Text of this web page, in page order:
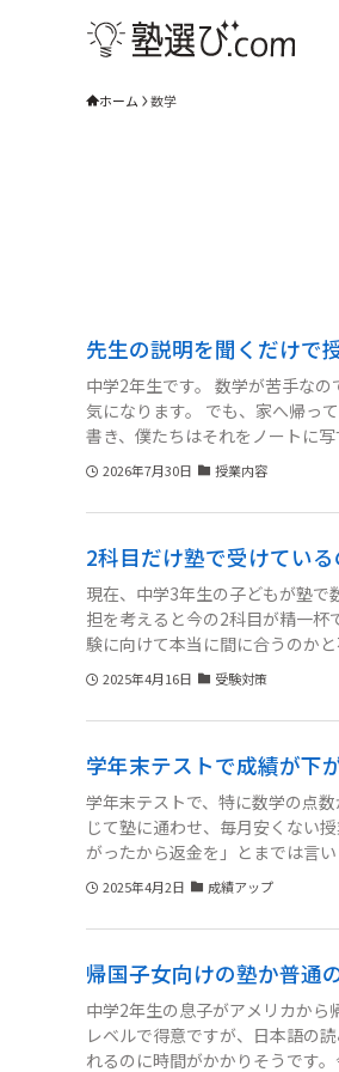
ホーム 数学
先生の説明を聞くだけで
中学2年生です。 数学が苦手な
気になります。 でも、家へ帰っ
書き、僕たちはそれをノートに
ん。 母に話すと、「分かりやす
間を増やしてほしいとも言いに
か？
2026年7月30日 授業内容
2科目だけ塾で受けてい
現在、中学3年生の子どもが塾で
担を考えると今の2科目が精一
験に向けて本当に間に合うのか
でもなく、どうバランスをとる
考えるべきなのか、ご意見を聞か
2025年4月16日 受験対策
学年末テストで成績が下
学年末テストで、特に数学の点
じて塾に通わせ、毎月安くない
がったから返金を」とまでは言
塾から何の説明も謝罪もないま
すが、どのように書けば効果的
2025年4月2日 成績アップ
帰国子女向けの塾か普通
中学2年生の息子がアメリカか
レベルで得意ですが、日本語の
れるのに時間がかかりそうです